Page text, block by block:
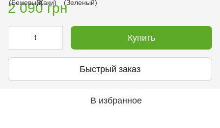
2 090 грн
Купить
Быстрый заказ
В избранное